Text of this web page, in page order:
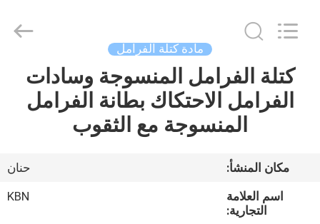
مسكن
معلومات
Reserved.
مادة كتلة الفرامل
كتلة الفرامل المنسوجة وسادات
الفرامل الاحتكاك بطانة الفرامل
المنسوجة مع الثقوب
مكان المنشأ:
حنان
اسم العلامة
التجارية:
KBN